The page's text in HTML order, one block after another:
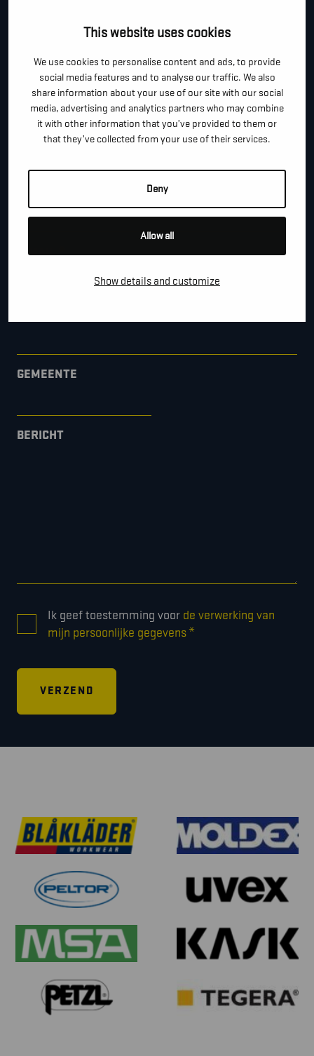
This website uses cookies
We use cookies to personalise content and ads, to provide
social media features and to analyse our traffic. We also
share information about your use of our site with our social
media, advertising and analytics partners who may combine
it with other information that you’ve provided to them or
that they’ve collected from your use of their services.
Deny
Allow all
Show details and customize
Je kan dit formulier gebruiken om meer informatie te
hallo te zeggen.
" geeft vereiste velden aan
VOOR- EN ACHTERNAAM *
E-MAIL *
GEMEENTE
BERICHT
* Ik geef toestemming voor de verwerking van
mijn persoonlijke gegevens*